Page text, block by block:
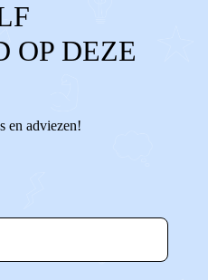
OP DEZE
en adviezen!